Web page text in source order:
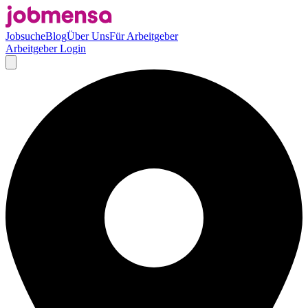
JobsucheBlogÜber UnsFür Arbeitgeber
Arbeitgeber Login